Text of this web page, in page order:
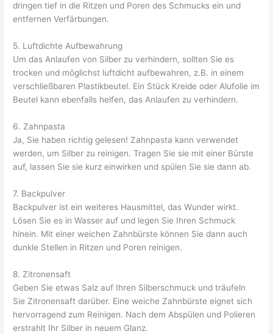
dringen tief in die Ritzen und Poren des Schmucks ein und
entfernen Verfärbungen.
5. Luftdichte Aufbewahrung
Um das Anlaufen von Silber zu verhindern, sollten Sie es
trocken und möglichst luftdicht aufbewahren, z.B. in einem
verschließbaren Plastikbeutel. Ein Stück Kreide oder Alufolie im
Beutel kann ebenfalls helfen, das Anlaufen zu verhindern.
6. Zahnpasta
Ja, Sie haben richtig gelesen! Zahnpasta kann verwendet
werden, um Silber zu reinigen. Tragen Sie sie mit einer Bürste
auf, lassen Sie sie kurz einwirken und spülen Sie sie dann ab.
7. Backpulver
Backpulver ist ein weiteres Hausmittel, das Wunder wirkt.
Lösen Sie es in Wasser auf und legen Sie Ihren Schmuck
hinein. Mit einer weichen Zahnbürste können Sie dann auch
dunkle Stellen in Ritzen und Poren reinigen.
8. Zitronensaft
Geben Sie etwas Salz auf Ihren Silberschmuck und träufeln
Sie Zitronensaft darüber. Eine weiche Zahnbürste eignet sich
hervorragend zum Reinigen. Nach dem Abspülen und Polieren
erstrahlt Ihr Silber in neuem Glanz.